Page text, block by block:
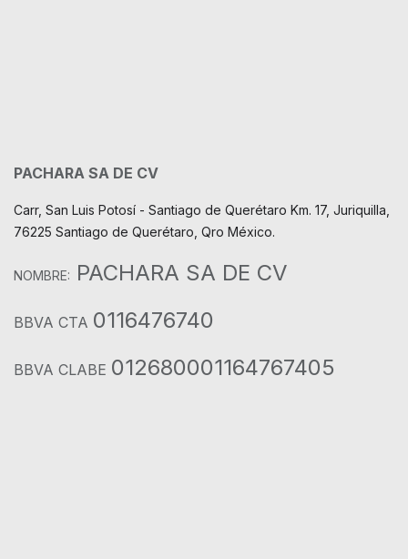
PACHARA SA DE CV
Carr, San Luis Potosí - Santiago de Querétaro Km. 17, Juriquilla,
76225 Santiago de Querétaro, Qro México.
NOMBRE: PACHARA SA DE CV
BBVA CTA 0116476740
BBVA CLABE 012680001164767405